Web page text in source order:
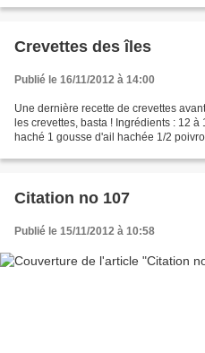
Crevettes des îles
Publié le 16/11/2012 à 14:00
Une dernière recette de crevettes
les crevettes, basta ! Ingrédients : 12
haché 1 gousse d'ail hachée 1/2
Citation no 107
Publié le 15/11/2012 à 10:58